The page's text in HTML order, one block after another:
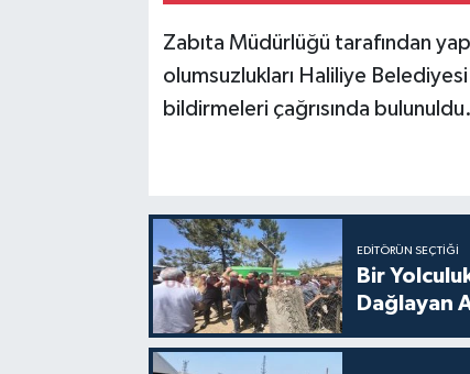
Zabıta Müdürlüğü tarafından
olumsuzlukları Haliliye
bildirmeleri çağrısında bulunuldu.
EDITÖRÜN SEÇTIĞI
Bir
Dağlayan